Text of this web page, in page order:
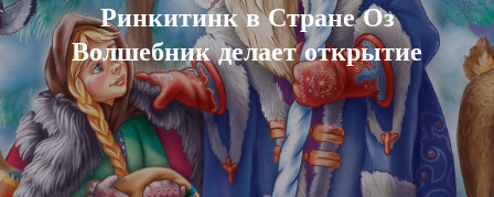
Ринкитинк в Стране Оз
Волшебник делает открытие